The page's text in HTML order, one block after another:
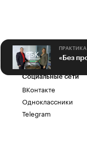
ПРАКТИКА
Социальные сети
ВКонтакте
Одноклассники
Telegram